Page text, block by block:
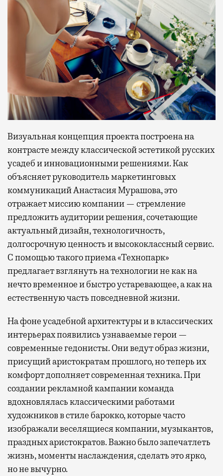
Визуальная концепция проекта построена на
контрасте между классической эстетикой русских
усадеб и инновационными решениями. Как
объясняет руководитель маркетинговых
коммуникаций Анастасия Мурашова, это
отражает миссию компании — стремление
предложить аудитории решения, сочетающие
актуальный дизайн, технологичность,
долгосрочную ценность и высококлассный сервис.
С помощью такого приема «Технопарк»
предлагает взглянуть на технологии не как на
нечто временное и быстро устаревающее, а как на
естественную часть повседневной жизни.
На фоне усадебной архитектуры и в классических
интерьерах появились узнаваемые герои —
современные гедонисты. Они ведут образ жизни,
присущий аристократам прошлого, но теперь их
комфорт дополняет современная техника. При
создании рекламной кампании команда
вдохновлялась классическими работами
художников в стиле барокко, которые часто
изображали веселящиеся компании, музыкантов,
праздных аристократов. Важно было запечатлеть
жизнь, моменты наслаждения, сделать это ярко,
но не вычурно.